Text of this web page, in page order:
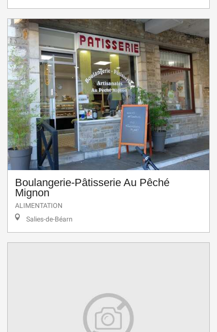
Boulangerie-Pâtisserie Au Pêché
Mignon
ALIMENTATION
Salies-de-Béarn